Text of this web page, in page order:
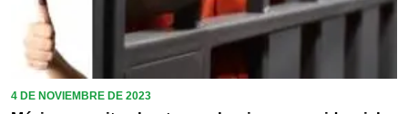
4 DE NOVIEMBRE DE 2023